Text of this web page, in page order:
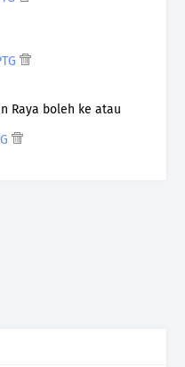
Raya boleh ke atau